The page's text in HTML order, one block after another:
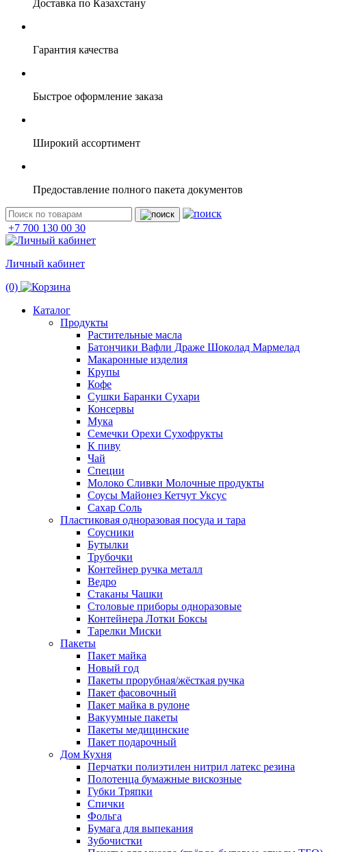
Доставка по Казахстану
Гарантия качества
Быстрое оформление заказа
Широкий ассортимент
Предоставление полного пакета документов
+7 700 130 00 30
Личный кабинет
(0)
Каталог
Продукты
Растительные масла
Батончики Вафли Драже Шоколад Мармелад
Макаронные изделия
Крупы
Кофе
Сушки Баранки Сухари
Консервы
Мука
Семечки Орехи Сухофрукты
К пиву
Чай
Специи
Молоко Сливки Молочные продукты
Соусы Майонез Кетчут Уксус
Сахар Соль
Пластиковая одноразовая посуда и тара
Соусники
Бутылки
Трубочки
Контейнер ручка металл
Ведро
Стаканы Чашки
Столовые приборы одноразовые
Контейнера Лотки Боксы
Тарелки Миски
Пакеты
Пакет майка
Новый год
Пакеты прорубная/жёсткая ручка
Пакет фасовочный
Пакет майка в рулоне
Вакуумные пакеты
Пакеты медицинские
Пакет подарочный
Дом Кухня
Перчатки полиэтилен нитрил латекс резина
Полотенца бумажные вискозные
Губки Тряпки
Спички
Фольга
Бумага для выпекания
Зубочистки